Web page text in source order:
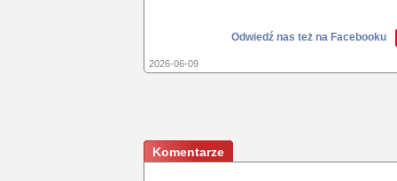
Odwiedź nas też na Facebooku
2026-06-09
Komentarze